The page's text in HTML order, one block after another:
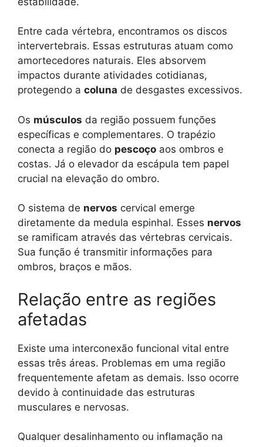
Entre cada vértebra, encontramos os discos
intervertebrais. Essas estruturas atuam como
amortecedores naturais. Eles absorvem
impactos durante atividades cotidianas,
protegendo a coluna de desgastes excessivos.
Os músculos da região possuem funções
específicas e complementares. O trapézio
conecta a região do pescoço aos ombros e
costas. Já o elevador da escápula tem papel
crucial na elevação do ombro.
O sistema de nervos cervical emerge
diretamente da medula espinhal. Esses nervos
se ramificam através das vértebras cervicais.
Sua função é transmitir informações para
ombros, braços e mãos.
Relação entre as regiões
afetadas
Existe uma interconexão funcional vital entre
essas três áreas. Problemas em uma região
frequentemente afetam as demais. Isso ocorre
devido à continuidade das estruturas
musculares e nervosas.
Qualquer desalinhamento ou inflamação na